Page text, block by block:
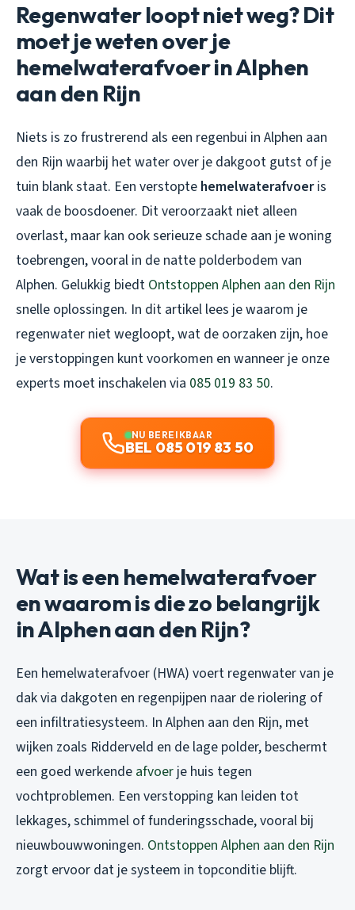
Regenwater loopt niet weg? Dit
moet je weten over je
hemelwaterafvoer in Alphen
aan den Rijn
Niets is zo frustrerend als een regenbui in Alphen aan
den Rijn waarbij het water over je dakgoot gutst of je
tuin blank staat. Een verstopte hemelwaterafvoeris
vaak de boosdoener. Dit veroorzaakt niet alleen
overlast, maar kan ook serieuze schade aan je woning
toebrengen, vooral in de natte polderbodem van
Alphen. Gelukkig biedt Ontstoppen Alphen aan den Rijn
snelle oplossingen. In dit artikel lees je waarom je
regenwater niet wegloopt, wat de oorzaken zijn, hoe
je verstoppingen kunt voorkomen en wanneer je onze
experts moet inschakelen via 085 019 83 50.
NU BEREIKBAAR
BEL 085 019 83 50
Wat is een hemelwaterafvoer
en waarom is die zo belangrijk
in Alphen aan den Rijn?
Een hemelwaterafvoer (HWA) voert regenwater van je
dak via dakgoten en regenpijpen naar de riolering of
een infiltratiesysteem. In Alphen aan den Rijn, met
wijken zoals Ridderveld en de lage polder, beschermt
een goed werkende afvoer je huis tegen
vochtproblemen. Een verstopping kan leiden tot
lekkages, schimmel of funderingsschade, vooral bij
nieuwbouwwoningen. Ontstoppen Alphen aan den Rijn
zorgt ervoor dat je systeem in topconditie blijft.